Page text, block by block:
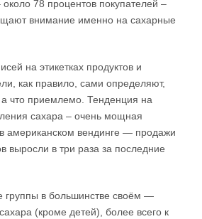
78 процентов покупателей –
внимание именно на сахарные
на этикетках продуктов и
как правило, сами определяют,
что приемлемо. Тенденция на
сахара – очень мощная
американском вендинге — продажи
выросли в три раза за последние
группы в большинстве своём —
(кроме детей), более всего к